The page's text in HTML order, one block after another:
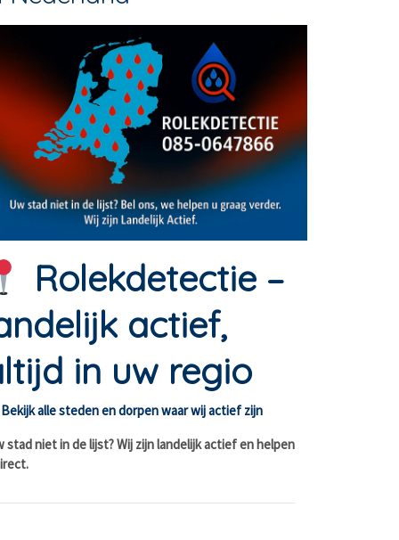
Rolekdetectie –
actief,
in uw regio
Bekijk alle steden en dorpen waar wij actief zijn
stad niet in de lijst? Wij zijn landelijk actief en helpen